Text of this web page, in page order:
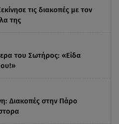
τις διακοπές με τον
της
του Σωτήρος: «Είδα
Διακοπές στην Πάρο